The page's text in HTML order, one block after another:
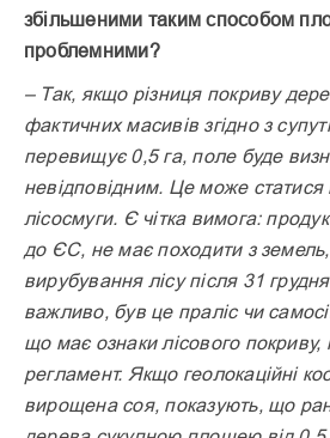
збільшеними таким способом
проблемними?
– Так, якщо різниця покриву
фактичних масивів згідно з
перевищує 0,5 га, поле буде
невідповідним. Це може статися
лісосмуги. Є чітка вимога:
до ЄС, не має походити з
вирубування лісу після 31
важливо, був це праліс чи
що має ознаки лісового покриву,
регламент. Якщо геолокаційні
вирощена соя, показують, що